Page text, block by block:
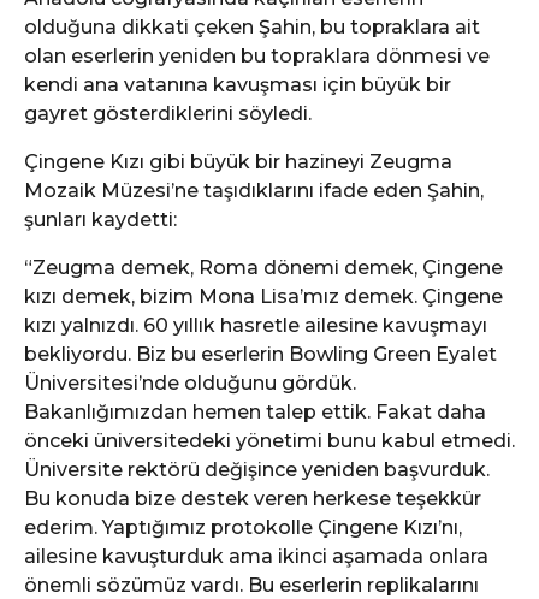
olduğuna dikkati çeken Şahin, bu topraklara ait
olan eserlerin yeniden bu topraklara dönmesi ve
kendi ana vatanına kavuşması için büyük bir
gayret gösterdiklerini söyledi.
Çingene Kızı gibi büyük bir hazineyi Zeugma
Mozaik Müzesi’ne taşıdıklarını ifade eden Şahin,
şunları kaydetti:
“Zeugma demek, Roma dönemi demek, Çingene
kızı demek, bizim Mona Lisa’mız demek. Çingene
kızı yalnızdı. 60 yıllık hasretle ailesine kavuşmayı
bekliyordu. Biz bu eserlerin Bowling Green Eyalet
Üniversitesi’nde olduğunu gördük.
Bakanlığımızdan hemen talep ettik. Fakat daha
önceki üniversitedeki yönetimi bunu kabul etmedi.
Üniversite rektörü değişince yeniden başvurduk.
Bu konuda bize destek veren herkese teşekkür
ederim. Yaptığımız protokolle Çingene Kızı’nı,
ailesine kavuşturduk ama ikinci aşamada onlara
önemli sözümüz vardı. Bu eserlerin replikalarını